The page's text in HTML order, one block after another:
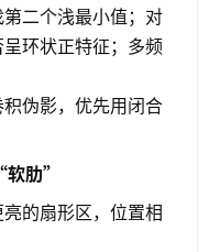
二个浅最小值；对
环状正特征；多频
伪影，优先用闭合
肋”
的扇形区，位置相